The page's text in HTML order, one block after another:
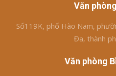
Văn
Số119K, phố Hào Nam,
Đa, thành
Văn phòng